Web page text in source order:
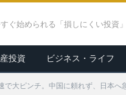
ぐ始められる「損しにくい投資」
投資 ビジネス・ライフ
で大ピンチ。中国に頼れず、日本へ